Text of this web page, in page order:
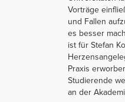
Vorträge
und Fallen
es besser
ist für Stefan
Praxis
Studierende
an der